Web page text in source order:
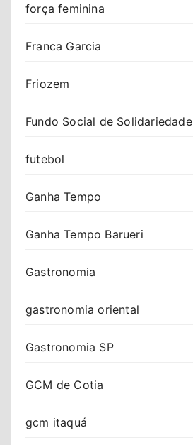
força feminina
Franca Garcia
Friozem
Fundo Social de Solidariedade
futebol
Ganha Tempo
Ganha Tempo Barueri
Gastronomia
gastronomia oriental
Gastronomia SP
GCM de Cotia
gcm itaquá